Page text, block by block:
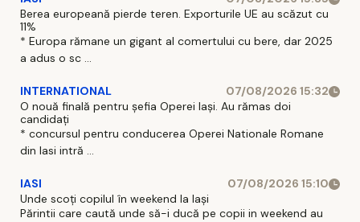
Berea europeană pierde teren. Exporturile UE au scăzut cu
11%
* Europa rămane un gigant al comertului cu bere, dar 2025
a adus o sc ...
INTERNATIONAL
07/08/2026 15:32
O nouă finală pentru șefia Operei Iași. Au rămas doi
candidați
* concursul pentru conducerea Operei Nationale Romane
din Iasi intră ...
IASI
07/08/2026 15:10
Unde scoți copilul în weekend la Iași
Părintii care caută unde să-i ducă pe copii in weekend au